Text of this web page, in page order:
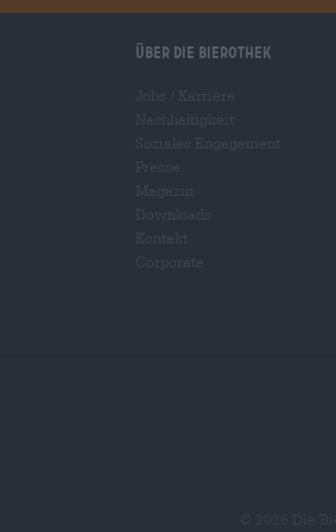
Über die Bierothek